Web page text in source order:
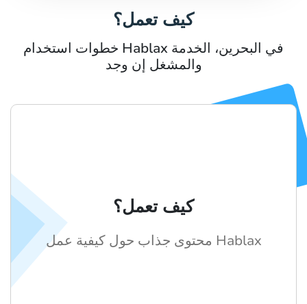
كيف تعمل؟
خطوات استخدام Hablax في البحرين، الخدمة
والمشغل إن وجد
كيف تعمل؟
محتوى جذاب حول كيفية عمل Hablax